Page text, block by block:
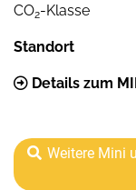
CO2-Klasse
Standort
Details zum
Weitere Mini